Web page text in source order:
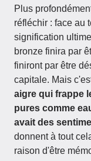
Plus
réfléchir : face au
signification
bronze finira par
finiront par être
capitale. Mais
aigre qui frappe
pures comme
avait des
donnent à tout
raison d'être